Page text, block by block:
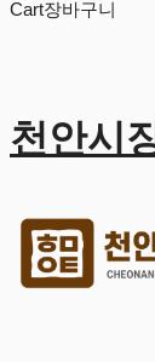
Cart장바구니
천안시